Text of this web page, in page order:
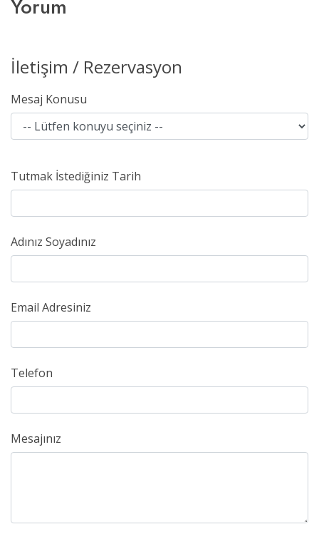
Yorum
İletişim / Rezervasyon
Mesaj Konusu
Tutmak İstediğiniz Tarih
Adınız Soyadınız
Email Adresiniz
Telefon
Mesajınız